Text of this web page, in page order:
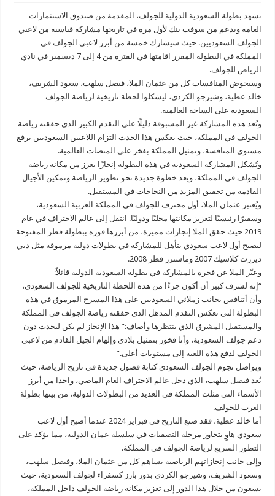
تشهد بطولة السعودية الدولية للجولف، المقدمة من صندوق الاستثمارات
العامة وبدعم من سوفت بنك لأول مرة في تاريخها مشاركة قياسية من لاعبي
الجولف السعوديين. حيث سيشارك خمسة من أبرز لاعبي الجولف في
المملكة في البطولة المقرر اقامتها في الفترة من 4 إلى 7 ديسمبر في نادي
الرياض للجولف.
وسيخوض المنافسات كل من عثمان الملا، فيصل سلهب، سعود الشريف،
خالد عطية، وشيرجو الكردي، ليشكلوا لحظة تاريخية لرياضة الجولف
السعودية على الساحة العالمية.
وتُعد هذه المشاركة غير المسبوقة دليلًا على التقدم الكبير الذي حققته رياضة
الجولف في المملكة، حيث يعكس هذا الحدث التزام اللاعبين السعوديين برفع
مستوى المنافسة، وتمثيل المملكة بفخر على المنصات العالمية.
وتُشكل المشاركة السعودية في هذه البطولة إنجازًا يعزز من مكانة رياضة
الجولف في المملكة، ويعد خطوة جديدة نحو تطوير الرياضة وتمكين الأجيال
القادمة من تحقيق المزيد من النجاحات في المستقبل.
ويُعتبر عثمان الملا، أول محترف للجولف في المملكة العربية السعودية،
وسفيرًا رئيسيًا لتعزيز مكانتها محليًا ودوليًا. انتقل إلى عالم الاحتراف في عام
2019 حيث حقق الملا إنجازات مميزة، من أبرزها فوزه ببطولة قطر المفتوحة
ليصبح أول لاعب سعودي يتأهل للمشاركة في بطولات دولية مرموقة مثل دبي
ديزرت كلاسيك 2007 وماسترز قطر 2008.
وعبّر الملا عن فخره بالمشاركة في بطولة السعودية الدولية قائلاً:
“إنه لشرف كبير أن أكون جزءًا من هذه اللحظة التاريخية للجولف السعودي،
وأن أتنافس بجانب زملائي السعوديين على هذا المسرح المرموق في هذه
البطولة التي تعكس التقدم المذهل الذي حققته رياضة الجولف في المملكة
والمستقبل المشرق الذي ينتظرها وأضاف:” هذا الإنجاز لم يكن ليحدث دون
دعم جولف السعودية، وأنا فخور بتمثيل بلادي وإلهام الجيل القادم من لاعبي
الجولف لدفع هذه اللعبة إلى مستويات أعلى.”
ويواصل نجوم الجولف السعودي كتابة فصول جديدة في تاريخ الرياضة، حيث
يُعد فيصل سلهب، الذي دخل عالم الاحتراف العام الماضي، واحدا من أبرز
الأسماء التي مثلت المملكة في العديد من البطولات الدولية، من بينها بطولة
العرب للجولف.
أما خالد عطية، فقد صنع التاريخ في فبراير 2024 عندما أصبح أول لاعب
سعودي هاوٍ يتجاوز مرحلة التصفيات في سلسلة عمان الدولية، مما يؤكد على
التطور السريع لرياضة الجولف في المملكة.
وإلى جانب إنجازاتهم الرياضية يساهم كل من عثمان الملا، وفيصل سلهب،
وسعود الشريف، وشيرجو الكردي بدور بارز كسفراء لجولف السعودية، حيث
يسعون من خلال هذا الدور إلى تعزيز مكانة رياضة الجولف داخل المملكة،